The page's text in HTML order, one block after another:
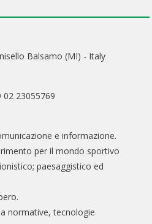
Balsamo (MI) - Italy
23055769
e informazione.
per il mondo sportivo
paesaggistico ed
normative, tecnologie